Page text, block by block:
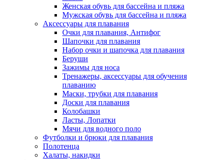
Женская обувь для бассейна и пляжа
Мужская обувь для бассейна и пляжа
Аксессуары для плавания
Очки для плавания, Антифог
Шапочки для плавания
Набор очки и шапочка для плавания
Беруши
Зажимы для носа
Тренажеры, аксессуары для обучения
плаванию
Маски, трубки для плавания
Доски для плавания
Колобашки
Ласты, Лопатки
Мячи для водного поло
Футболки и брюки для плавания
Полотенца
Халаты, накидки